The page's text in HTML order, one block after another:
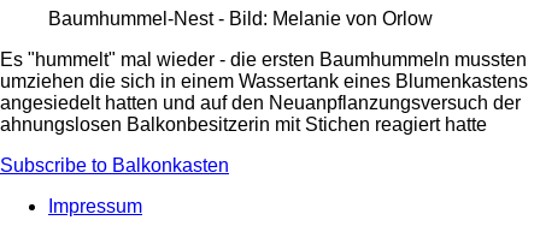
Baumhummel-Nest - Bild: Melanie von Orlow
Es "hummelt" mal wieder - die ersten Baumhummeln mussten
umziehen die sich in einem Wassertank eines Blumenkastens
angesiedelt hatten und auf den Neuanpflanzungsversuch der
ahnungslosen Balkonbesitzerin mit Stichen reagiert hatte
Subscribe to Balkonkasten
Impressum